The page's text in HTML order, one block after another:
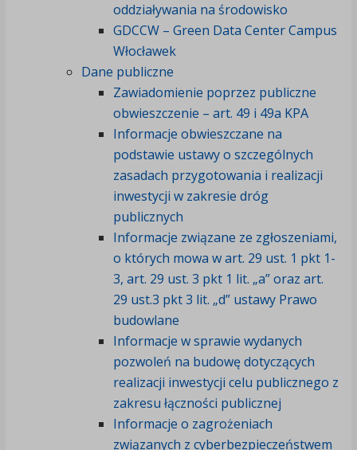
oddziaływania na środowisko
GDCCW – Green Data Center Campus
Włocławek
Dane publiczne
Zawiadomienie poprzez publiczne
obwieszczenie – art. 49 i 49a KPA
Informacje obwieszczane na
podstawie ustawy o szczególnych
zasadach przygotowania i realizacji
inwestycji w zakresie dróg
publicznych
Informacje związane ze zgłoszeniami,
o których mowa w art. 29 ust. 1 pkt 1-
3, art. 29 ust. 3 pkt 1 lit. „a” oraz art.
29 ust.3 pkt 3 lit. „d” ustawy Prawo
budowlane
Informacje w sprawie wydanych
pozwoleń na budowę dotyczących
realizacji inwestycji celu publicznego z
zakresu łączności publicznej
Informacje o zagrożeniach
związanych z cyberbezpieczeństwem